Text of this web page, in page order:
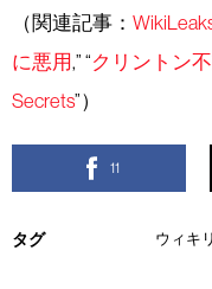
（関連記事：
に悪用,” “クリントン
Secrets”）
11
タグ ウィキ